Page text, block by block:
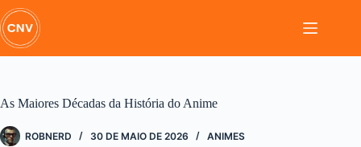
Pular
para
o
conteúdo
As Maiores Décadas da História do Anime
ROBNERD 30 DE MAIO DE 2026 ANIMES